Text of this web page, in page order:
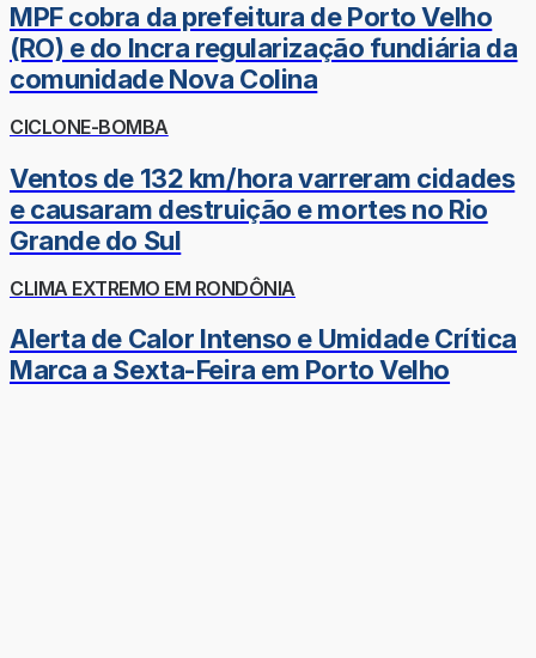
MPF cobra da prefeitura de Porto Velho
(RO) e do Incra regularização fundiária da
comunidade Nova Colina
CICLONE-BOMBA
Ventos de 132 km/hora varreram cidades
e causaram destruição e mortes no Rio
Grande do Sul
CLIMA EXTREMO EM RONDÔNIA
Alerta de Calor Intenso e Umidade Crítica
Marca a Sexta-Feira em Porto Velho